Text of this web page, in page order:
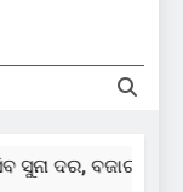
ଦର, ବଜାର